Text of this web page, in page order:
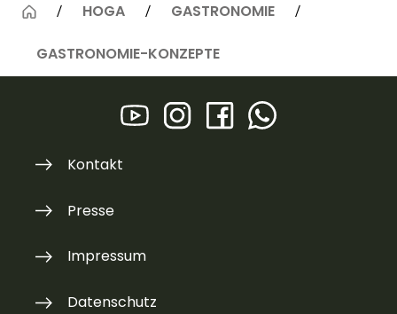
HOGA GASTRONOMIE
GASTRONOMIE-KONZEPTE
Kontakt
Presse
Impressum
Datenschutz